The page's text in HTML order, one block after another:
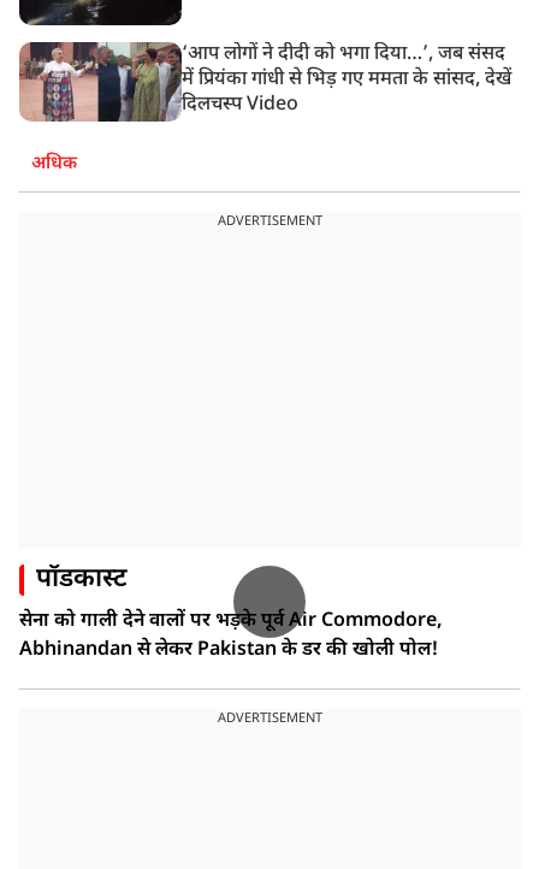
‘आप लोगों ने दीदी को भगा दिया…’, जब संसद
में प्रियंका गांधी से भिड़ गए ममता के सांसद, देखें
दिलचस्प Video
अधिक
ADVERTISEMENT
पॉडकास्ट
सेना को गाली देने वालों पर भड़के पूर्व Air Commodore,
Abhinandan से लेकर Pakistan के डर की खोली पोल!
ADVERTISEMENT